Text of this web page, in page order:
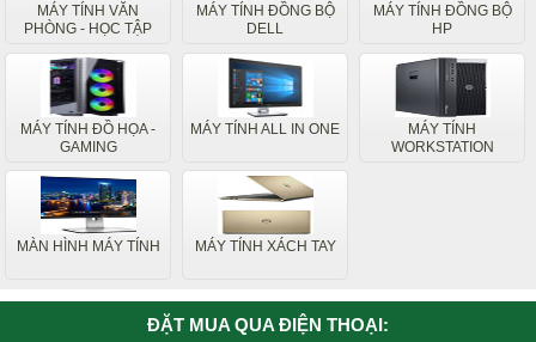
MÁY TÍNH VĂN
PHÒNG - HỌC TẬP
MÁY TÍNH ĐỒNG BỘ
DELL
MÁY TÍNH ĐỒNG BỘ
HP
MÁY TÍNH ĐỒ HỌA -
GAMING
MÁY TÍNH ALL IN ONE
MÁY TÍNH
WORKSTATION
MÀN HÌNH MÁY TÍNH MÁY TÍNH XÁCH TAY
ĐẶT MUA QUA ĐIỆN THOẠI: